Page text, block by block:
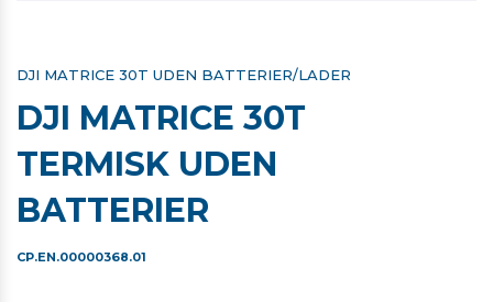
DJI MATRICE 30T UDEN BATTERIER/LADER
DJI MATRICE 30T
TERMISK UDEN
BATTERIER
CP.EN.00000368.01